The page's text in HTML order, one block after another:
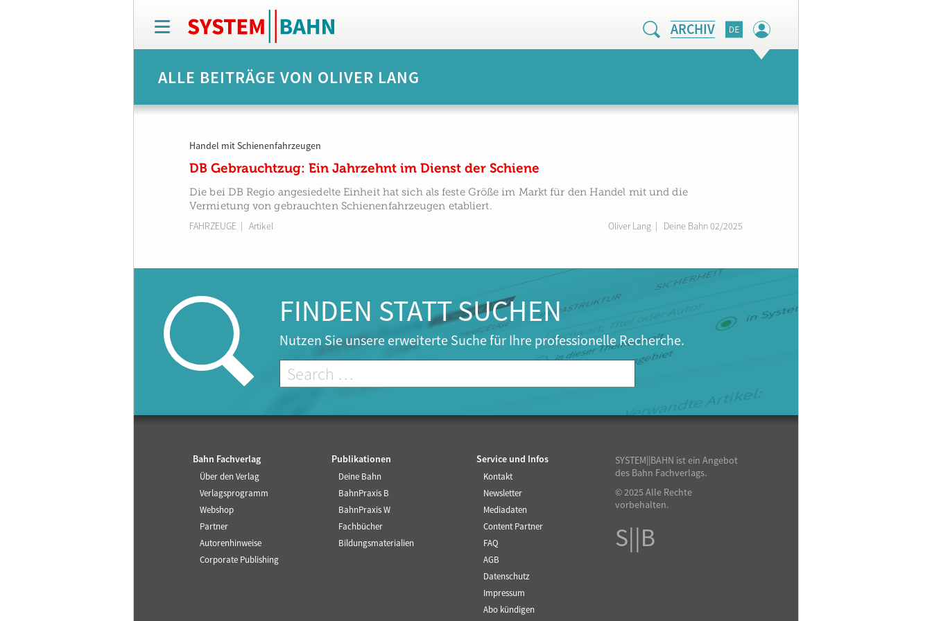
T
o
g
l
n
ARCHIV
ALLE BEITRÄGE VON OLIVER LANG
Handel mit Schienenfahrzeugen
DB Gebrauchtzug: Ein Jahrzehnt im Dienst der Schiene
Die bei DB Regio angesiedelte Einheit hat sich als feste Größe im Markt für den Handel mit und die
Vermietung von gebrauchten Schienenfahrzeugen etabliert.
FAHRZEUGE | Artikel Oliver Lang Deine Bahn 02/2025
FINDEN STATT SUCHEN
Nutzen Sie unsere erweiterte Suche für Ihre professionelle Recherche.
Bahn Fachverlag
Über den Verlag
Verlagsprogramm
Webshop
Partner
Autorenhinweise
Corporate Publishing
Publikationen
Deine Bahn
BahnPraxis B
BahnPraxis W
Fachbücher
Bildungsmaterialien
Service und Infos
Kontakt
Newsletter
Mediadaten
Content Partner
FAQ
AGB
Datenschutz
Impressum
Abo kündigen
SYSTEM||BAHN ist ein Angebot
des Bahn Fachverlags.
© 2025 Alle Rechte
vorbehalten.
S||B